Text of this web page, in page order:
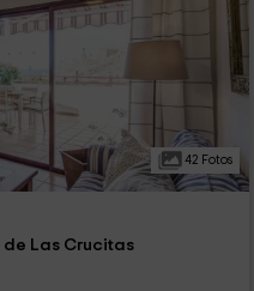
42 Fotos
Las Crucitas